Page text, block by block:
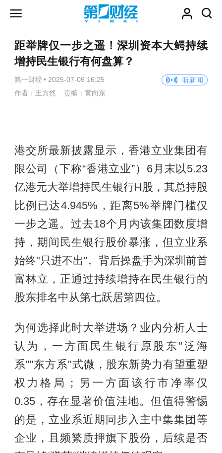
距举牌仅一步之遥！深圳资本大鳄持续
增持民生银行有何盘算？
第一财经 • 2025-07-06 16:25
听新闻
作者：王方然 责编：黄向东
港交所最新披露显示，香港立业集团有
限公司（下称“香港立业”）6月末以5.23
亿港元大举增持民生银行H股，其总持股
比例已达4.945%，距离5%举牌门槛仅
一步之遥。过去18个月内该集团数度增
持，期间民生银行股价暴涨，但立业系
始终"只进不出"。背后操盘手为深圳前首
富林立，正通过持续增持在民生银行的
股东排名中从第七跃居第四位。
为何选择此时大举进场？业内分析人士
认为，一方面民生银行原股东"泛海
系""东方系"式微，股东新势力有望重塑
权力格局；另一方面该行市净率仅
0.35，存在显著价值洼地。但值得警惕
的是，立业系近期同步入主中集集团等
企业，且频繁质押旗下股份，后续是否